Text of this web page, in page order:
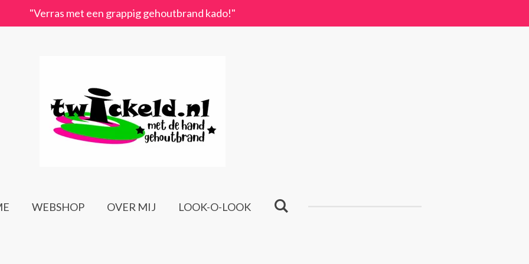
"Verras met een grappig gehoutbrand kado!"
WEBSHOP OVER MIJ LOOK-O-LOOK